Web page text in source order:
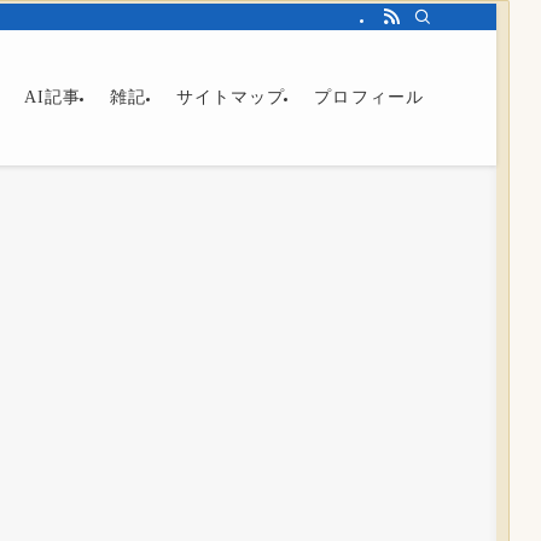
AI記事 雑記 サイトマップ プロフィール